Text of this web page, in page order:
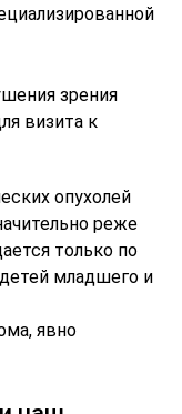
зрения
визита к
опухолей
реже
только по
младшего и
явно